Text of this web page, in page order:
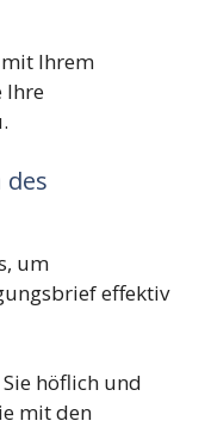
Ihrem
Ihre
um
effektiv
höflich und
mit den